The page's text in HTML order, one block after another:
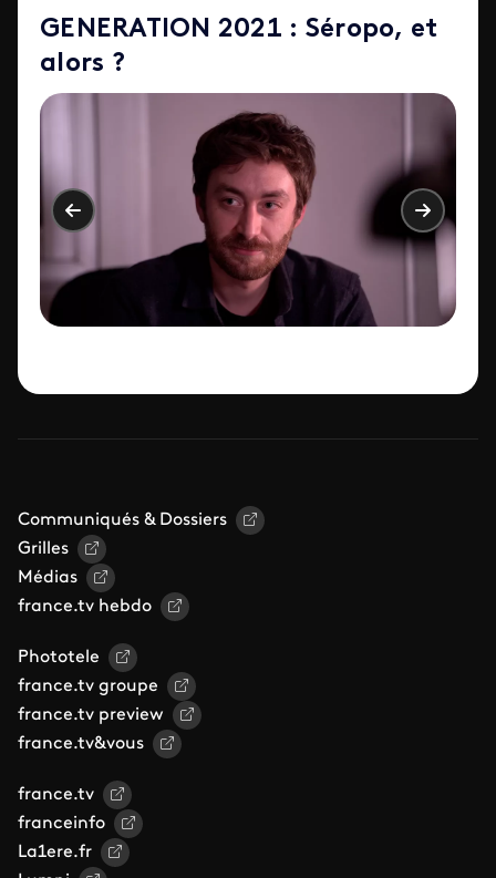
GENERATION 2021 : Séropo, et
alors ?
Communiqués & Dossiers
Grilles
Médias
france.tv hebdo
Phototele
france.tv groupe
france.tv preview
france.tv&vous
france.tv
franceinfo
La1ere.fr